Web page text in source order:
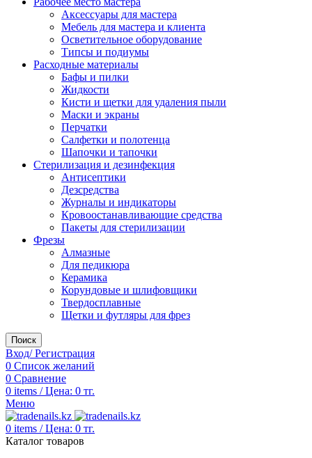
Аксессуары для мастера
Мебель для мастера и клиента
Осветительное оборудование
Типсы и подиумы
Расходные материалы
Бафы и пилки
Жидкости
Кисти и щетки для удаления пыли
Маски и экраны
Перчатки
Салфетки и полотенца
Шапочки и тапочки
Стерилизация и дезинфекция
Антисептики
Дезсредства
Журналы и индикаторы
Кровоостанавливающие средства
Пакеты для стерилизации
Фрезы
Алмазные
Для педикюра
Керамика
Корундовые и шлифовщики
Твердосплавные
Щетки и футляры для фрез
Поиск
Вход/ Регистрация
0 Список желаний
0 Сравнение
0 items / Цена: 0 тг.
Меню
0 items / Цена: 0 тг.
Каталог товаров